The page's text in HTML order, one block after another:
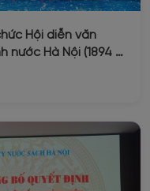
Hội diễn văn
nước Hà Nội (1894 –
Công ty Nước sạch